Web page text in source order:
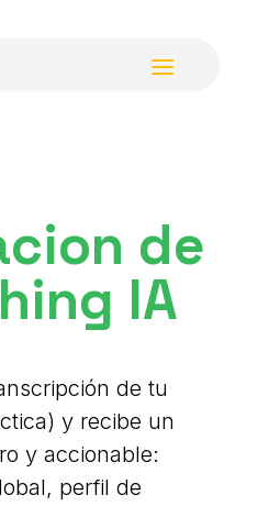
de
IA
de tu
y recibe un
y accionable:
perfil de